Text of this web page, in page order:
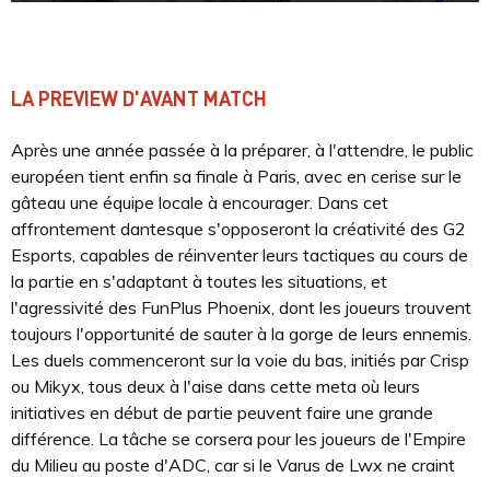
LA PREVIEW D'AVANT MATCH
Après une année passée à la préparer, à l'attendre, le public
européen tient enfin sa finale à Paris, avec en cerise sur le
gâteau une équipe locale à encourager. Dans cet
affrontement dantesque s'opposeront la créativité des G2
Esports, capables de réinventer leurs tactiques au cours de
la partie en s'adaptant à toutes les situations, et
l'agressivité des FunPlus Phoenix, dont les joueurs trouvent
toujours l'opportunité de sauter à la gorge de leurs ennemis.
Les duels commenceront sur la voie du bas, initiés par Crisp
ou Mikyx, tous deux à l'aise dans cette meta où leurs
initiatives en début de partie peuvent faire une grande
différence. La tâche se corsera pour les joueurs de l'Empire
du Milieu au poste d'ADC, car si le Varus de Lwx ne craint